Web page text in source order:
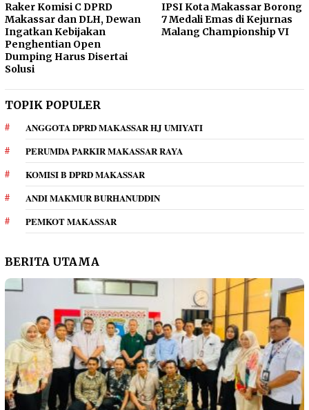
Raker Komisi C DPRD
Makassar dan DLH, Dewan
Ingatkan Kebijakan
Penghentian Open
Dumping Harus Disertai
Solusi
IPSI Kota Makassar Borong
7 Medali Emas di Kejurnas
Malang Championship VI
TOPIK POPULER
ANGGOTA DPRD MAKASSAR HJ UMIYATI
PERUMDA PARKIR MAKASSAR RAYA
KOMISI B DPRD MAKASSAR
ANDI MAKMUR BURHANUDDIN
PEMKOT MAKASSAR
BERITA UTAMA